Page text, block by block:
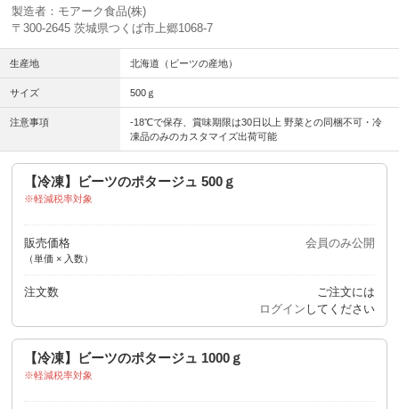
製造者：モアーク食品(株)
〒300-2645 茨城県つくば市上郷1068-7
生産地 北海道（ビーツの産地）
サイズ 500ｇ
注意事項
-18℃で保存、賞味期限は30日以上 野菜との同梱不可・冷
凍品のみのカスタマイズ出荷可能
【冷凍】ビーツのポタージュ 500ｇ
軽減税率対象
販売価格
（単価 × 入数）
会員のみ公開
注文数
ご注文には
ログイン してください
【冷凍】ビーツのポタージュ 1000ｇ
軽減税率対象